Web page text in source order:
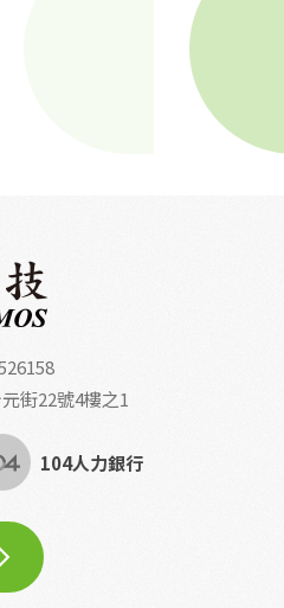
街22號4樓之1
104人力銀行